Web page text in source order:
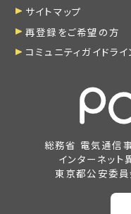
サイトマップ
再登録をご希望の方
コミュニティガイドライ
総務省 電気通信
インターネッ
東京都公安委